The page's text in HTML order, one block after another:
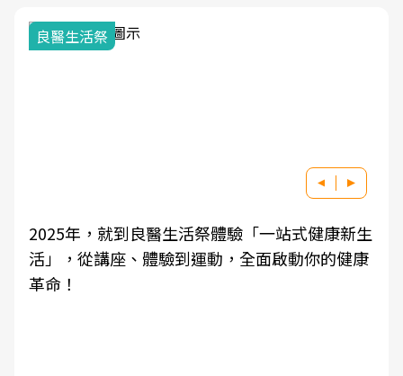
良醫生活祭
2025年，就到良醫生活祭體驗「一站式健康新生
活」，從講座、體驗到運動，全面啟動你的健康
革命！